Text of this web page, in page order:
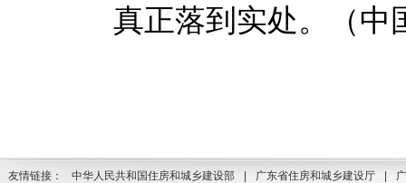
真正落到实处。（中
友情链接： 中华人民共和国住房和城乡建设部 广东省住房和城乡建设厅